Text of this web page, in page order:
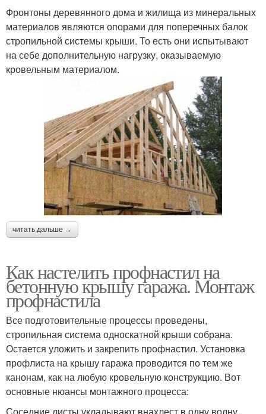
Фронтоны деревянного дома и жилища из минеральных
материалов являются опорами для поперечных балок
стропильной системы крыши. То есть они испытывают
на себе дополнительную нагрузку, оказываемую
кровельным материалом.
читать дальше →
Как настелить профнастил на
бетонную крышу гаража. Монтаж
профнастила
Все подготовительные процессы проведены,
стропильная система односкатной крыши собрана.
Остается уложить и закрепить профнастил. Установка
профлиста на крышу гаража проводится по тем же
канонам, как на любую кровельную конструкцию. Вот
основные нюансы монтажного процесса:
Соседние листы укладывают внахлест в одну волну ,